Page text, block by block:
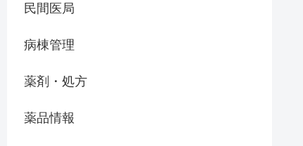
民間医局
病棟管理
薬剤・処方
薬品情報